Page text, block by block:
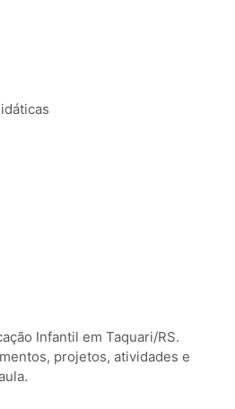
Infantil em Taquari/RS.
projetos, atividades e